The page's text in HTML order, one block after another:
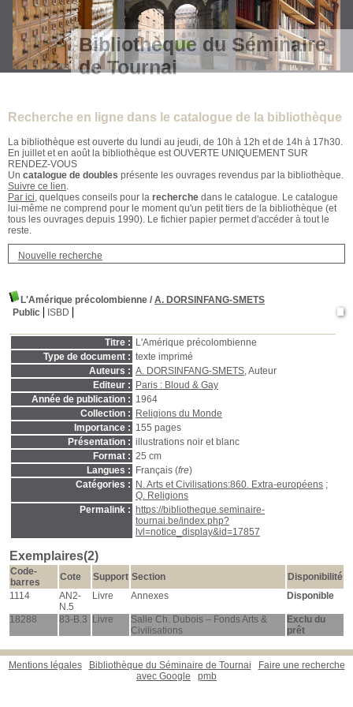
Bibliothèque du Séminaire
de Tournai
Recherche en ligne dans le catalogue de la bibliothèque
La bibliothèque est ouverte du lundi au jeudi, de 10h à 12h et de 14h à 17h30.
En juillet et en août la bibliothèque est OUVERTE UNIQUEMENT SUR
RENDEZ-VOUS
Un catalogue de doubles présente les ouvrages revendus par la bibliothèque.
Suivre ce lien.
Par ici, quelques conseils pour la recherche dans le catalogue. Le catalogue
lui-même ne comprend pour le moment qu'un petit tiers de la bibliothèque (et
tous les ouvrages depuis 1990). Le fichier papier permet d'accéder à tout le
reste.
Nouvelle recherche
L'Amérique précolombienne / A. DORSINFANG-SMETS
Public
ISBD
Titre :
L'Amérique précolombienne
Type de document : texte imprimé
Auteurs : A. DORSINFANG-SMETS, Auteur
Editeur :
Paris : Bloud & Gay
Année de publication : 1964
Collection :
Religions du Monde
Importance : 155 pages
Présentation : illustrations noir et blanc
Format : 25 cm
Langues :
Français (fre)
Catégories :
N. Arts et Civilisations:860. Extra-européens ;
Q. Religions
Permalink :
https://bibliotheque.seminaire-
tournai.be/index.php?
lvl=notice_display&id=17857
Exemplaires(2)
Code-
barres
Cote Support Section
Disponibilité
1114
AN2-
N.5
Livre Annexes Disponible
18288 83-B.3 Livre
Salle Ch. Dubois – Fonds Arts &
Civilisations
Exclu du
prêt
Mentions légales Bibliothèque du Séminaire de Tournai
Faire une recherche
avec Google
pmb